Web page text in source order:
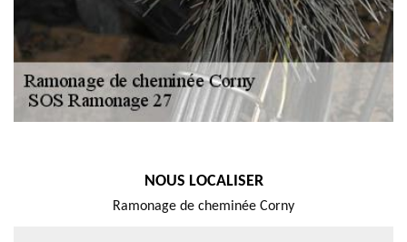
NOUS LOCALISER
Ramonage de cheminée Corny